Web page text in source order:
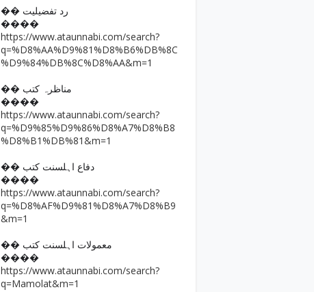
�� رد تفضیلیت
����
https://www.ataunnabi.com/search?
q=%D8%AA%D9%81%D8%B6%DB%8C
%D9%84%DB%8C%D8%AA&m=1
�� مناظرہ کتب
����
https://www.ataunnabi.com/search?
q=%D9%85%D9%86%D8%A7%D8%B8
%D8%B1%DB%81&m=1
�� دفاع اہلسنت کتب
����
https://www.ataunnabi.com/search?
q=%D8%AF%D9%81%D8%A7%D8%B9
&m=1
�� معمولات اہلسنت کتب
����
https://www.ataunnabi.com/search?
q=Mamolat&m=1